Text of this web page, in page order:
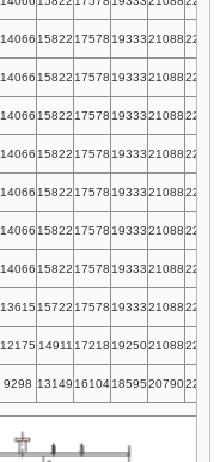
14066 15822 17578 1933321088
14066 15822 17578 1933321088
14066 15822 17578 1933321088
14066 15822 17578 1933321088
14066 15822 17578 1933321088
14066 15822 17578 1933321088
14066 15822 17578 1933321088
13615 15722 17578 1933321088
12175 14911 17218 1925021088
9298 13149 161041859520790